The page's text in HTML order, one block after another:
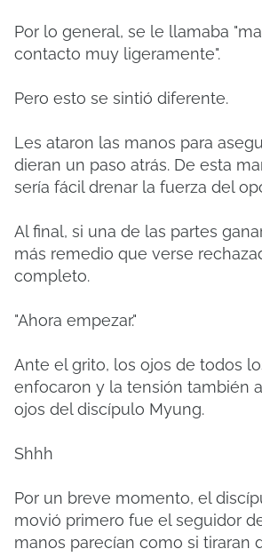
Por lo general, se le llamaba
contacto muy ligeramente".
Pero esto se sintió diferente.
Les ataron las manos para
dieran un paso atrás. De esta
sería fácil drenar la fuerza del
Al final, si una de las partes
más remedio que verse
completo.
"Ahora empezar."
Ante el grito, los ojos de todos
enfocaron y la tensión también
ojos del discípulo Myung.
Shhh
Por un breve momento, el
movió primero fue el seguidor
manos parecían como si tiraran